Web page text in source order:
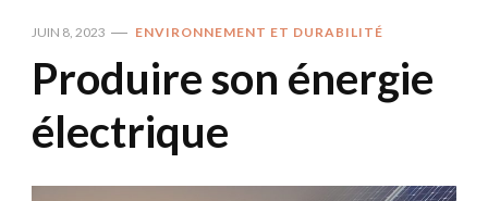
JUIN 8, 2023 ENVIRONNEMENT ET DURABILITÉ
Produire son énergie
électrique